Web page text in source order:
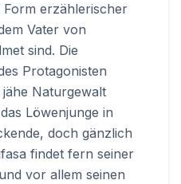
erzählerischer
Vater von
sind. Die
Protagonisten
Naturgewalt
Löwenjunge in
doch gänzlich
findet fern seiner
vor allem seinen